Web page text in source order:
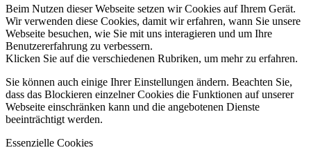
Beim Nutzen dieser Webseite setzen wir Cookies auf Ihrem Gerät.
Wir verwenden diese Cookies, damit wir erfahren, wann Sie unsere
Webseite besuchen, wie Sie mit uns interagieren und um Ihre
Benutzererfahrung zu verbessern.
Klicken Sie auf die verschiedenen Rubriken, um mehr zu erfahren.
Sie können auch einige Ihrer Einstellungen ändern. Beachten Sie,
dass das Blockieren einzelner Cookies die Funktionen auf unserer
Webseite einschränken kann und die angebotenen Dienste
beeinträchtigt werden.
Essenzielle Cookies